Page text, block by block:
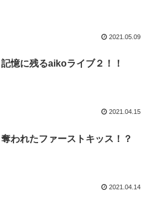
2021.05.09
記憶に残るaikoライブ２！！
2021.04.15
奪われたファーストキッス！？
2021.04.14